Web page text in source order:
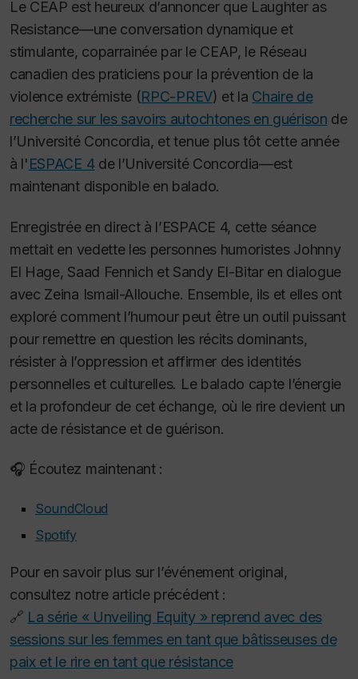
Le CEAP est heureux d’annoncer que Laughter as
Resistance—une conversation dynamique et
stimulante, coparrainée par le CEAP, le Réseau
canadien des praticiens pour la prévention de la
violence extrémiste (RPC-PREV) et la Chaire de
recherche sur les savoirs autochtones en guérison de
l’Université Concordia, et tenue plus tôt cette année
à l'ESPACE 4de l’Université Concordia—est
maintenant disponible en balado.
Enregistrée en direct à l’ESPACE 4, cette séance
mettait en vedette les personnes humoristes Johnny
El Hage, Saad Fennich et Sandy El-Bitar en dialogue
avec Zeina Ismail-Allouche. Ensemble, ils et elles ont
exploré comment l’humour peut être un outil puissant
pour remettre en question les récits dominants,
résister à l’oppression et affirmer des identités
personnelles et culturelles. Le balado capte l’énergie
et la profondeur de cet échange, où le rire devient un
acte de résistance et de guérison.
🎧 Écoutez maintenant :
SoundCloud
Spotify
Pour en savoir plus sur l’événement original,
consultez notre article précédent :
🔗 La série « Unveiling Equity » reprend avec des
sessions sur les femmes en tant que bâtisseuses de
paix et le rire en tant que résistance